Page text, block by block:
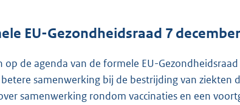
EU-Gezondheidsraad 7
de agenda van de formele EU-
samenwerking bij de bestrijding van ziekten
samenwerking rondom vaccinaties en een